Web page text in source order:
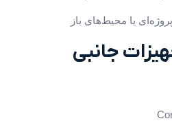
یا محیط‌های باز